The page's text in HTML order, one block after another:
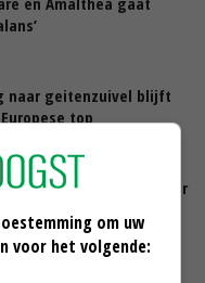
naar geitenzuivel blijft
top
krimpt, pluimveesector
om uw
voor het volgende: